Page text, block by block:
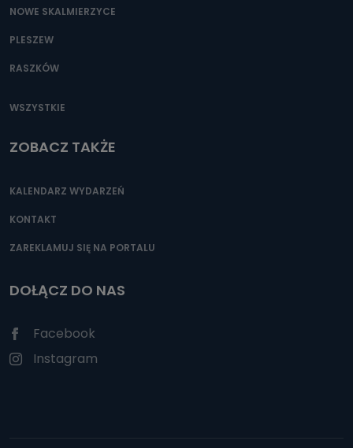
NOWE SKALMIERZYCE
PLESZEW
RASZKÓW
WSZYSTKIE
ZOBACZ TAKŻE
KALENDARZ WYDARZEŃ
KONTAKT
ZAREKLAMUJ SIĘ NA PORTALU
DOŁĄCZ DO NAS
Facebook
Instagram